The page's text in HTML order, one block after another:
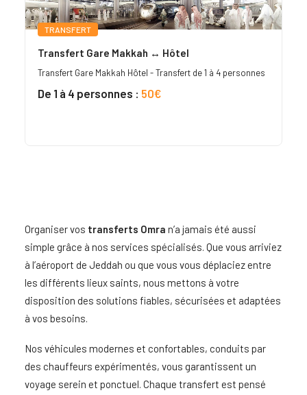
TRANSFERT
Transfert Gare Makkah ↔ Hôtel
Transfert Gare Makkah Hôtel - Transfert de 1 à 4 personnes
De 1 à 4 personnes : 50€
Organiser vos transferts Omra n’a jamais été aussi
simple grâce à nos services spécialisés. Que vous arriviez
à l’aéroport de Jeddah ou que vous vous déplaciez entre
les différents lieux saints, nous mettons à votre
disposition des solutions fiables, sécurisées et adaptées
à vos besoins.
Nos véhicules modernes et confortables, conduits par
des chauffeurs expérimentés, vous garantissent un
voyage serein et ponctuel. Chaque transfert est pensé